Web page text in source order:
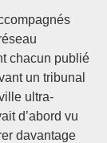
chacun publié
un tribunal
ultra-
d’abord vu
davantage